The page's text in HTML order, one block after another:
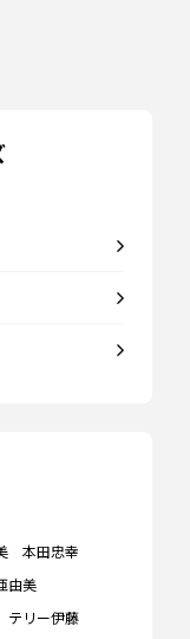
本田忠幸
由美
テリー伊藤